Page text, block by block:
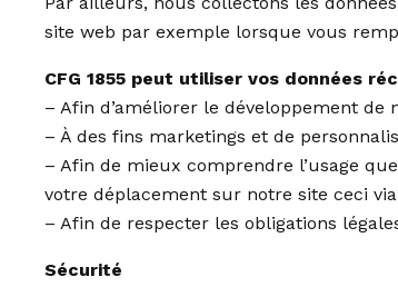
site web par exemple lorsque vous
CFG 1855 peut utiliser vos données
– Afin d’améliorer le développement de
– À des fins marketings et de
– Afin de mieux comprendre l’usage
votre déplacement sur notre site ceci via
– Afin de respecter les obligations
Sécurité